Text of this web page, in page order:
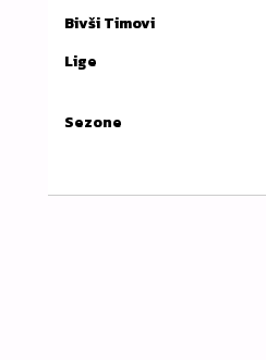
Bivši Timovi
Lige
Sezone